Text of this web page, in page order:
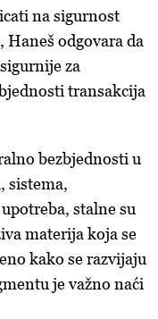
na sigurnost
odgovara da
za
transakcija
bezbjednosti u
sistema,
stalne su
materija koja se
kako se razvijaju
je važno naći